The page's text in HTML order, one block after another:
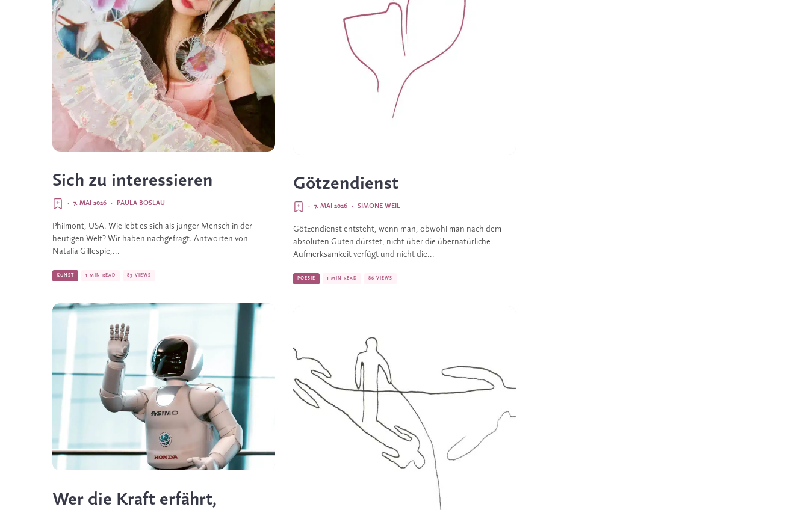
Sich zu interessieren
PAULA BOSLAU
·
7. MAI 2026
·
Philmont, USA. Wie lebt es sich als junger Mensch in der
heutigen Welt? Wir haben nachgefragt. Antworten von
Natalia Gillespie,...
KUNST 1 MIN READ 83 VIEWS
Wer die Kraft erfährt,
Götzendienst
SIMONE WEIL
·
7. MAI 2026
·
Götzendienst entsteht, wenn man, obwohl man nach dem
absoluten Guten dürstet, nicht über die übernatürliche
Aufmerksamkeit verfügt und nicht die...
POESIE 1 MIN READ 86 VIEWS